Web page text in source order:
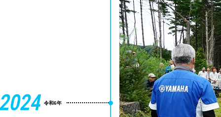
令和6年